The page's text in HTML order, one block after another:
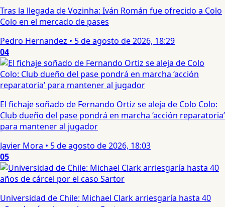
Tras la llegada de Vozinha: Iván Román fue ofrecido a Colo
Colo en el mercado de pases
Pedro Hernandez • 5 de agosto de 2026, 18:29
04
El fichaje soñado de Fernando Ortiz se aleja de Colo Colo:
Club dueño del pase pondrá en marcha ‘acción reparatoria’
para mantener al jugador
Javier Mora • 5 de agosto de 2026, 18:03
05
Universidad de Chile: Michael Clark arriesgaría hasta 40